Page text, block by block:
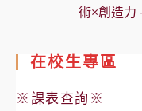
術×創造力
在校生專區
※課表查詢※